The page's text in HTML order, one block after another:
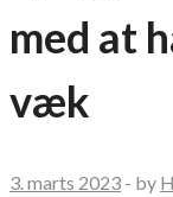
med at
væk
3. marts 2023 - by